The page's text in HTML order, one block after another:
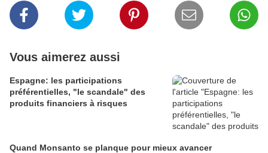
Vous aimerez aussi
Espagne: les participations
préférentielles, "le scandale" des
produits financiers à risques
Quand Monsanto se planque pour mieux avancer